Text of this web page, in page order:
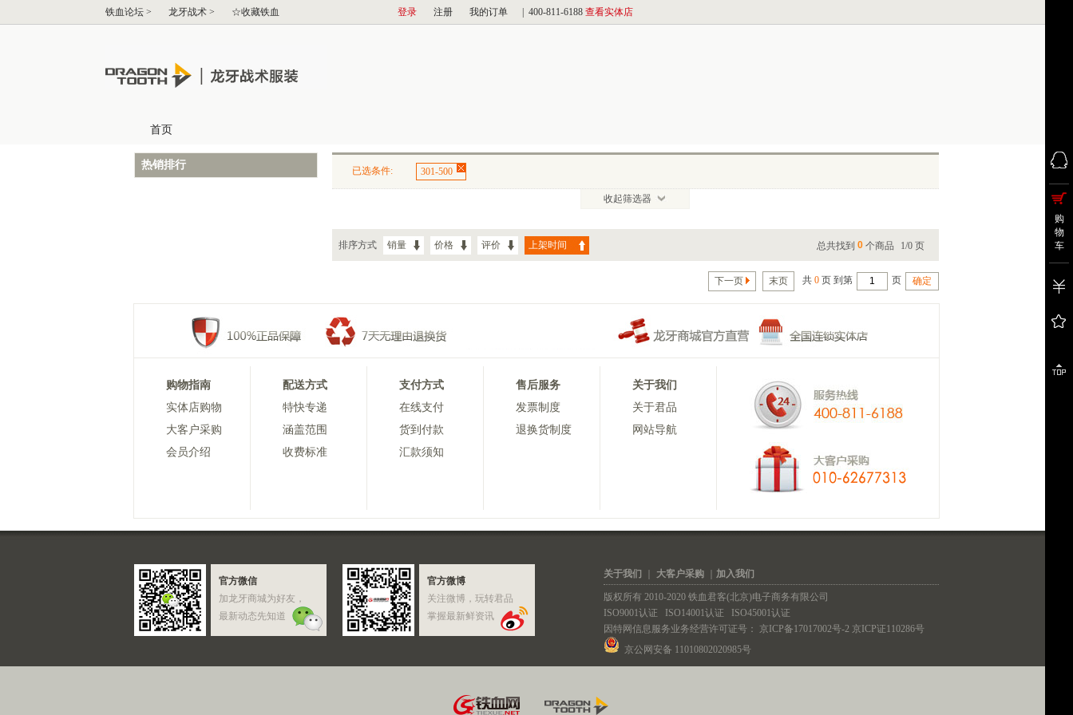
已选条件: 301-500
收起筛选器
排序方式 销量 价格 评价 上架时间 总共找到 0 个商品 1/0 页
下一页 末页 共 0 页 到第 页
热销排行
购
物
车
购物指南
实体店购物
大客户采购
会员介绍
配送方式
特快专递
涵盖范围
收费标准
支付方式
在线支付
货到付款
汇款须知
售后服务
发票制度
退换货制度
关于我们
关于君品
网站导航
官方微信
加龙牙商城为好友，
最新动态先知道
官方微博
关注微博，玩转君品
掌握最新鲜资讯
关于我们 大客户采购 加入我们
版权所有 2010-2020 铁血君客(北京)电子商务有限公司
ISO9001认证
ISO14001认证
ISO45001认证
因特网信息服务业务经营许可证号： 京ICP备17017002号-2 京ICP证110286号
京公网安备 11010802020985号